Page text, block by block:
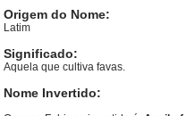
Origem do Nome:
Latim
Significado:
Aquela que cultiva favas.
Nome Invertido: